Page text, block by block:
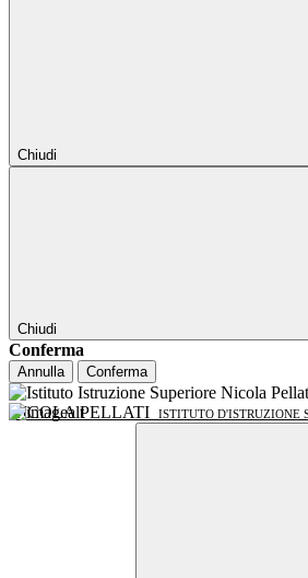
Chiudi
Chiudi
Conferma
Annulla Conferma
NICOLA PELLATI ISTITUTO D'ISTRUZIONE